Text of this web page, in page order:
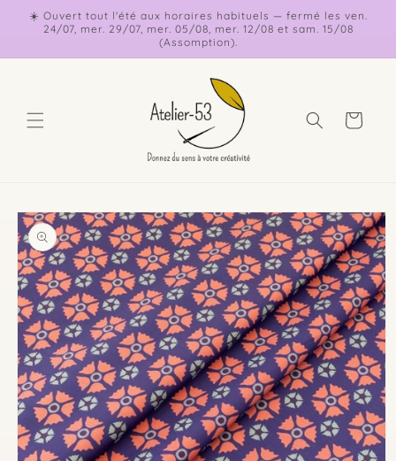
passer
☀️ Ouvert tout l'été aux horaires habituels — fermé les ven.
24/07, mer. 29/07, mer. 05/08, mer. 12/08 et sam. 15/08
(Assomption).
Panier
Passer aux
informations
produits